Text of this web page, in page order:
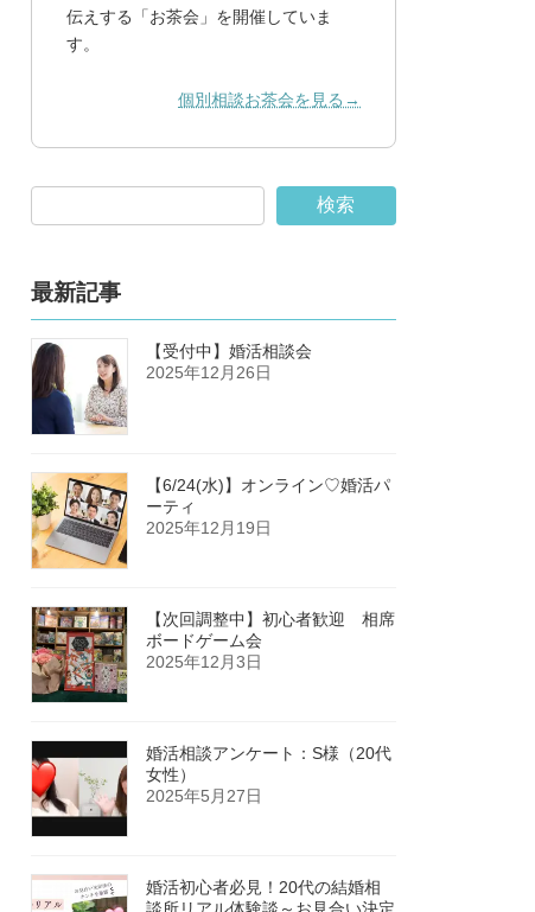
伝えする「お茶会」を開催していま
す。
個別相談お茶会を見る→
検索
最新記事
【受付中】婚活相談会
2025年12月26日
【6/24(水)】オンライン♡婚活パ
ーティ
2025年12月19日
【次回調整中】初心者歓迎 相席
ボードゲーム会
2025年12月3日
婚活相談アンケート：S様（20代
女性）
2025年5月27日
婚活初心者必見！20代の結婚相